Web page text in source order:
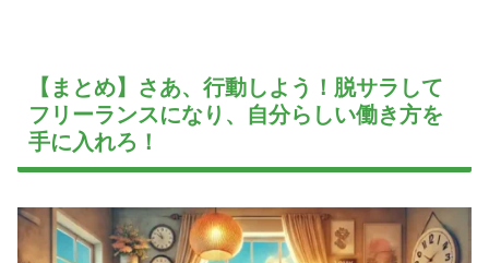
【まとめ】さあ、行動しよう！脱サラして
フリーランスになり、自分らしい働き方を
手に入れろ！